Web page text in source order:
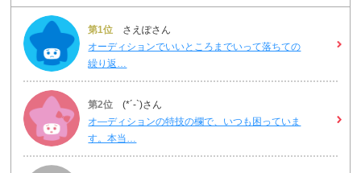
第1位 さえぽさん
オーディションでいいところまでいって落ちての
繰り返…
第2位 (*´-`)さん
オ―ディションの特技の欄で、いつも困っていま
す。本当…